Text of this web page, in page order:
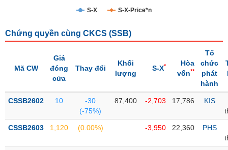
thái
cổ
Quy
thị
trường
yết
S-X S-X-Price*n
Chứng quyền cùng CKCS (SSB)
Mã CW
Giá
đóng
cửa
Thay đổi
Khối
lượng
S-X*
Hòa
vốn**
Tổ
chức
phát
hành
CSSB2602 10
-30
(-75%)
87,400 -2,703 17,786
KIS
CSSB2603 1,120 (0.00%) -3,950 22,360
PHS
NGÀNH
CỔ